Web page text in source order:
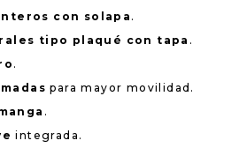
con solapa .
tipo plaqué con tapa .
.
para mayor movilidad.
.
integrada.